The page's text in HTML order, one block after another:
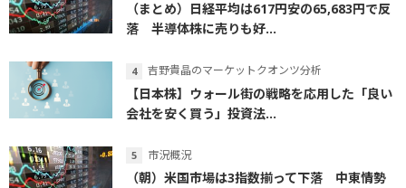
（まとめ）日経平均は617円安の65,683円で反
落 半導体株に売りも好...
吉野貴晶のマーケットクオンツ分析
【日本株】ウォール街の戦略を応用した「良い
会社を安く買う」投資法...
市況概況
（朝）米国市場は3指数揃って下落 中東情勢